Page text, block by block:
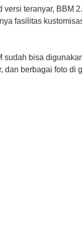
teranyar, BBM
fasilitas
sudah bisa
berbagai foto di